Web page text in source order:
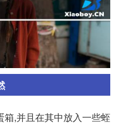
箱,并且在其中放入一些蛭